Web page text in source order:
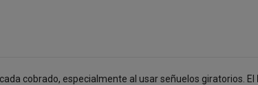
cobrado, especialmente al usar señuelos giratorios. El